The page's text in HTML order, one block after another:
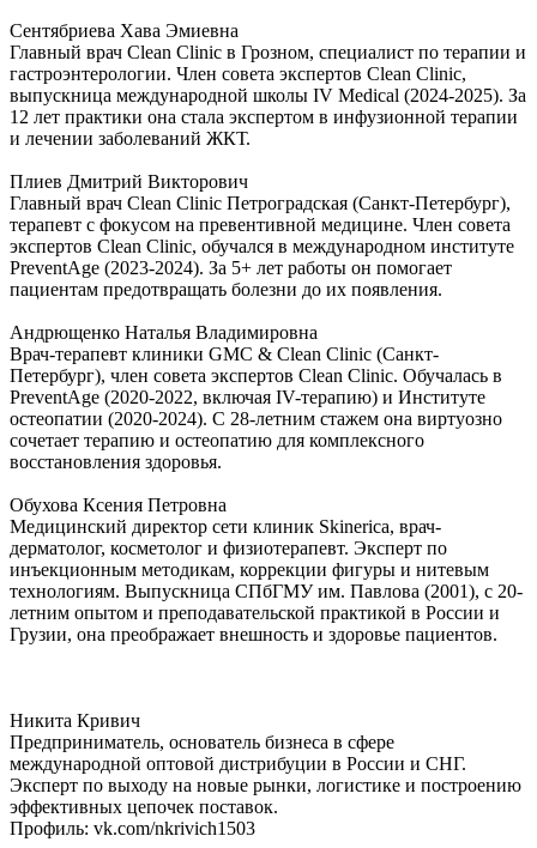
Сентябриева Хава Эмиевна
Главный врач Clean Clinic в Грозном, специалист по терапии и
гастроэнтерологии. Член совета экспертов Clean Clinic,
выпускница международной школы IV Medical (2024-2025). За
12 лет практики она стала экспертом в инфузионной терапии
и лечении заболеваний ЖКТ.
Плиев Дмитрий Викторович
Главный врач Clean Clinic Петроградская (Санкт-Петербург),
терапевт с фокусом на превентивной медицине. Член совета
экспертов Clean Clinic, обучался в международном институте
PreventAge (2023-2024). За 5+ лет работы он помогает
пациентам предотвращать болезни до их появления.
Андрющенко Наталья Владимировна
Врач-терапевт клиники GMC & Clean Clinic (Санкт-
Петербург), член совета экспертов Clean Clinic. Обучалась в
PreventAge (2020-2022, включая IV-терапию) и Институте
остеопатии (2020-2024). С 28-летним стажем она виртуозно
сочетает терапию и остеопатию для комплексного
восстановления здоровья.
Обухова Ксения Петровна
Медицинский директор сети клиник Skinerica, врач-
дерматолог, косметолог и физиотерапевт. Эксперт по
инъекционным методикам, коррекции фигуры и нитевым
технологиям. Выпускница СПбГМУ им. Павлова (2001), с 20-
летним опытом и преподавательской практикой в России и
Грузии, она преображает внешность и здоровье пациентов.
Никита Кривич
Предприниматель, основатель бизнеса в сфере
международной оптовой дистрибуции в России и СНГ.
Эксперт по выходу на новые рынки, логистике и построению
эффективных цепочек поставок.
Профиль: vk.com/nkrivich1503